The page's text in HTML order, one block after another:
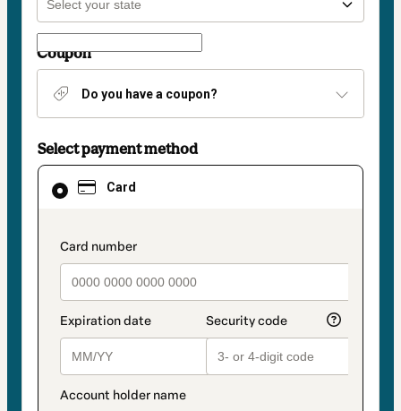
Coupon
Do you have a coupon?
Select payment method
Card
payment_data.section_title_v2
Card
selected
method